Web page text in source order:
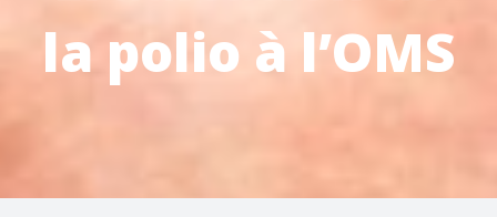
la polio à l’OMS